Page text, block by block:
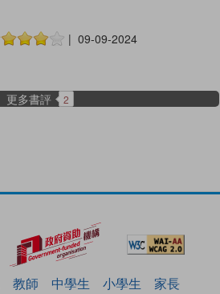
| 09-09-2024
更多書評 2
教師 中學生 小學生
家長